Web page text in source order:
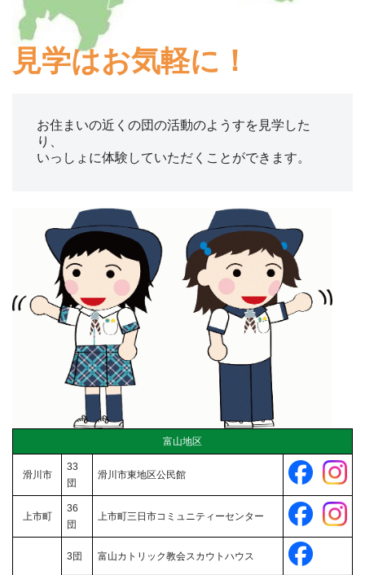
見学はお気軽に！
お住まいの近くの団の活動のようすを見学した
り、
いっしょに体験していただくことができます。
富山地区
滑川市
33
団
滑川市東地区公民館
上市町
36
団
上市町三日市コミュニティーセンター
3団 富山カトリック教会スカウトハウス